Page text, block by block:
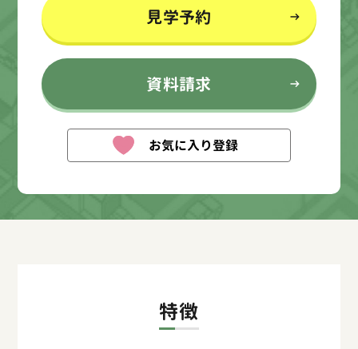
見学予約
資料請求
お気に入り登録
特徴